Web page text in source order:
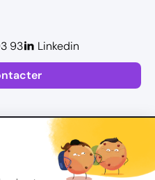
93 Linkedin